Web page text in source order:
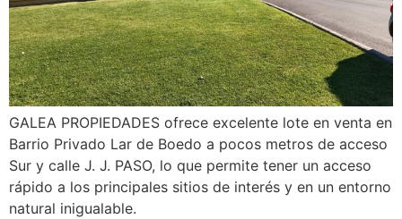
GALEA PROPIEDADES ofrece excelente lote en venta en
Barrio Privado Lar de Boedo a pocos metros de acceso
Sur y calle J. J. PASO, lo que permite tener un acceso
rápido a los principales sitios de interés y en un entorno
natural inigualable.